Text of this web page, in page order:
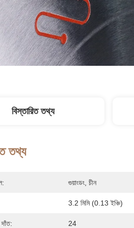
বিস্তারিত তথ্য
তথ্য
গুয়াংডং, চীন
3.2 মিমি (0.13 ইঞ্চি)
দাঁত: 24